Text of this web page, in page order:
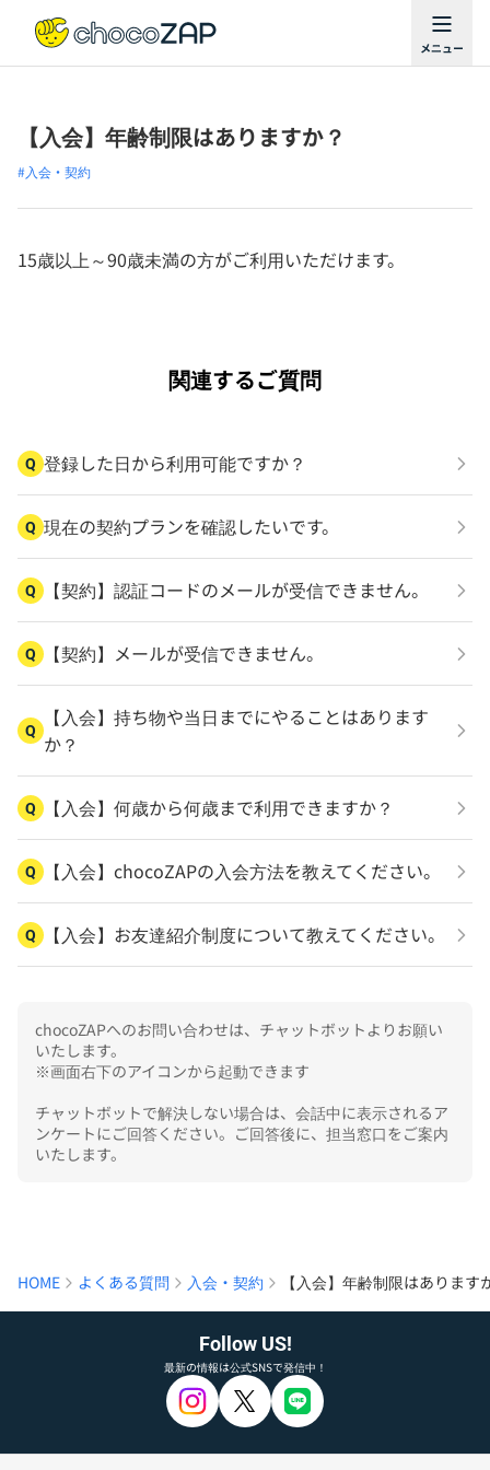
【入会】年齢制限はありますか？
#入会・契約
15歳以上～90歳未満の方がご利用いただけます。
関連するご質問
Q 登録した日から利用可能ですか？
Q 現在の契約プランを確認したいです。
Q 【契約】認証コードのメールが受信できません。
Q 【契約】メールが受信できません。
Q
【入会】持ち物や当日までにやることはあります
か？
Q 【入会】何歳から何歳まで利用できますか？
Q 【入会】chocoZAPの入会方法を教えてください。
Q 【入会】お友達紹介制度について教えてください。
chocoZAPへのお問い合わせは、チャットボットよりお願い
いたします。
※画面右下のアイコンから起動できます
チャットボットで解決しない場合は、会話中に表示されるア
ンケートにご回答ください。ご回答後に、担当窓口をご案内
いたします。
HOME よくある質問 入会・契約 【入会】年齢制限はあります
Follow US!
最新の情報は公式SNSで発信中！